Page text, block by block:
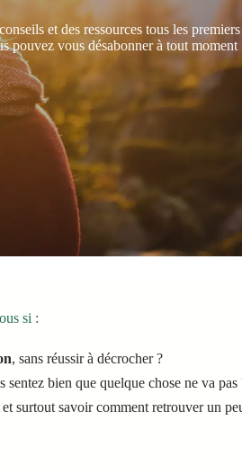
et des ressources tous les
pouvez vous désabonner à tout moment
si :
, sans réussir à décrocher ?
bien que quelque chose ne va pas
surtout savoir comment retrouver un